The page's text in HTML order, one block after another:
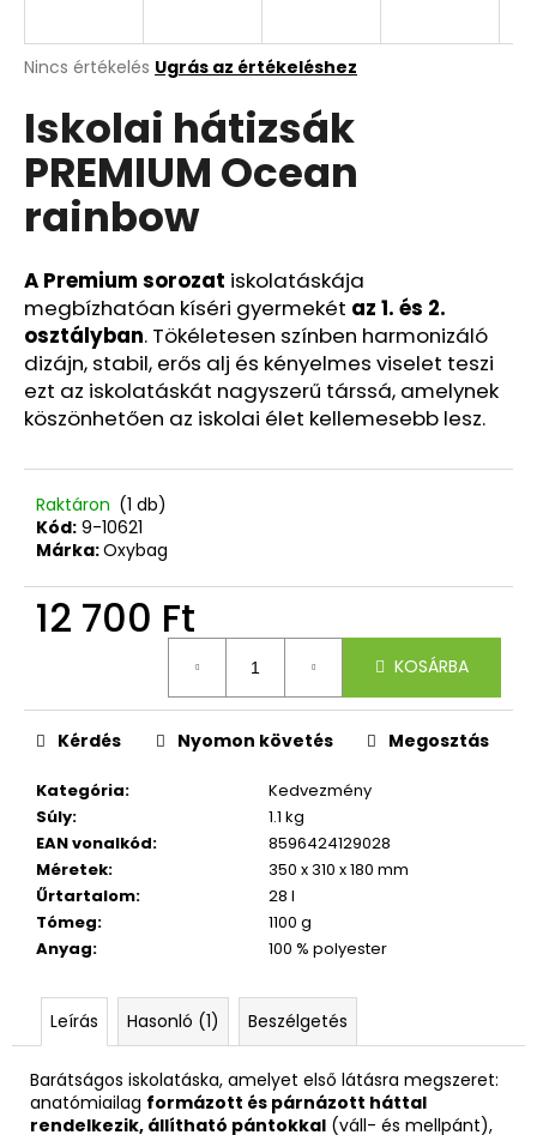
A
átlagos
értékelése
5-
ből
0,0
csillag.
Nincs értékelés Ugrás az értékeléshez
Iskolai hátizsák
PREMIUM Ocean
rainbow
A Premium sorozat iskolatáskája
megbízhatóan kíséri gyermekét az 1. és 2.
osztályban. Tökéletesen színben harmonizáló
dizájn, stabil, erős alj és kényelmes viselet teszi
ezt az iskolatáskát nagyszerű társsá, amelynek
köszönhetően az iskolai élet kellemesebb lesz.
Raktáron (1 db)
Kód: 9-10621
Márka:Oxybag
12 700 Ft
KOSÁRBA
Kategória:
Kedvezmény
Súly:
1.1 kg
EAN vonalkód:
8596424129028
Méretek:
350 x 310 x 180 mm
Űrtartalom:
28 l
Tómeg:
1100 g
Anyag: 100 % polyester
Kérdés Nyomon követés Megosztás
Leírás Hasonló (1) Beszélgetés
Barátságos iskolatáska, amelyet első látásra megszeret:
anatómiailag formázott és párnázott háttal
rendelkezik, állítható pántokkal (váll- és mellpánt),
A
á
n
j
u
ISKOLAI
TOK
ETUE
JUMBO
OMBRE
GREEN
Ft